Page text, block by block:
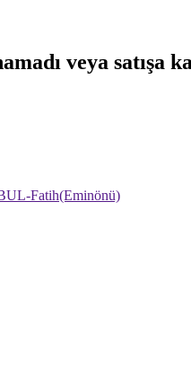
veya satışa
Fatih(Eminönü)